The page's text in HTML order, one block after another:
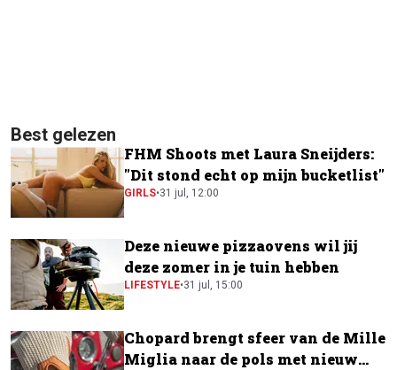
Best gelezen
FHM Shoots met Laura Sneijders:
"Dit stond echt op mijn bucketlist"
GIRLS•31 jul, 12:00
Deze nieuwe pizzaovens wil jij
deze zomer in je tuin hebben
LIFESTYLE•31 jul, 15:00
Chopard brengt sfeer van de Mille
Miglia naar de pols met nieuw